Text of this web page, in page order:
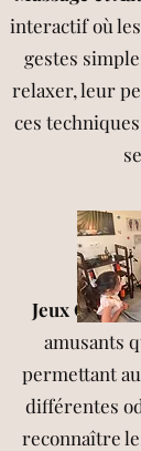
interactif où
gestes
relaxer, leur
ces
Jeux
amusants
permettant
différentes
reconnaître